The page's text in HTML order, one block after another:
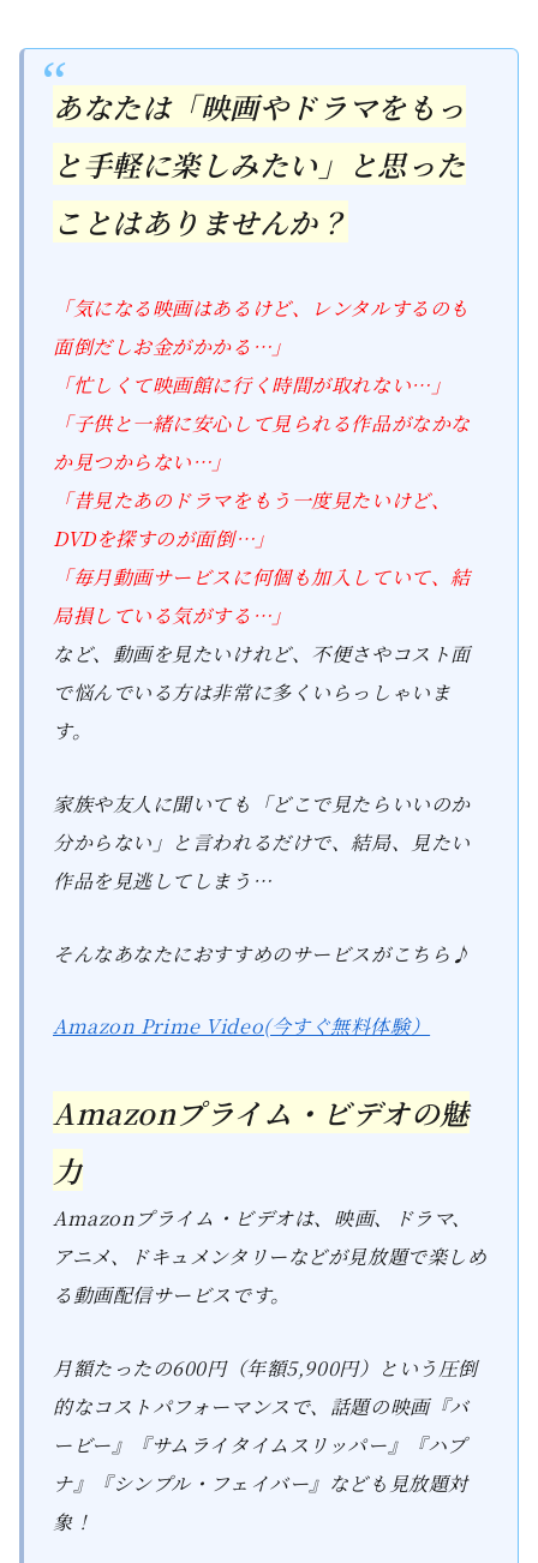
あなたは「映画やドラマをもっ
と手軽に楽しみたい」と思った
ことはありませんか？
「気になる映画はあるけど、レンタルするのも
面倒だしお金がかかる…」
「忙しくて映画館に行く時間が取れない…」
「子供と一緒に安心して見られる作品がなかな
か見つからない…」
「昔見たあのドラマをもう一度見たいけど、
DVDを探すのが面倒…」
「毎月動画サービスに何個も加入していて、結
局損している気がする…」
など、動画を見たいけれど、不便さやコスト面
で悩んでいる方は非常に多くいらっしゃいま
す。
家族や友人に聞いても「どこで見たらいいのか
分からない」と言われるだけで、結局、見たい
作品を見逃してしまう…
そんなあなたにおすすめのサービスがこちら♪
Amazon Prime Video(今すぐ無料体験）
Amazonプライム・ビデオの魅
力
Amazonプライム・ビデオは、映画、ドラマ、
アニメ、ドキュメンタリーなどが見放題で楽しめ
る動画配信サービスです。
月額たったの600円（年額5,900円）という圧倒
的なコストパフォーマンスで、話題の映画『バ
ービー』『サムライタイムスリッパー』『ハプ
ナ』『シンプル・フェイバー』なども見放題対
象！